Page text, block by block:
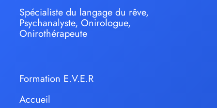
Spécialiste du langage du rêve,
Psychanalyste, Onirologue,
Onirothérapeute
Formation E.V.E.R
Accueil